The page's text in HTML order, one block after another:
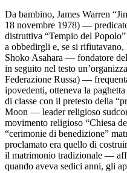
Da bambino, James Warren
18 novembre 1978) —
distruttiva “Tempio del Popol
a obbedirgli e, se si
Shoko Asahara — fondatore
in seguito nel testo
Federazione Russa) —
ipovedenti, otteneva la
di classe con il pretesto della
Moon — leader religioso
movimento religioso “Chiesa
“cerimonie di benedizione”
proclamato era quello di
il matrimonio tradizionale —
quando aveva sedici anni, gli